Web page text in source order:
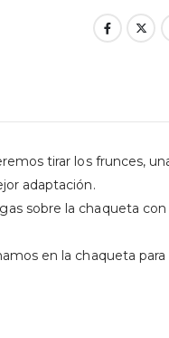
tirar los frunces,
adaptación.
sobre la chaqueta
en la chaqueta